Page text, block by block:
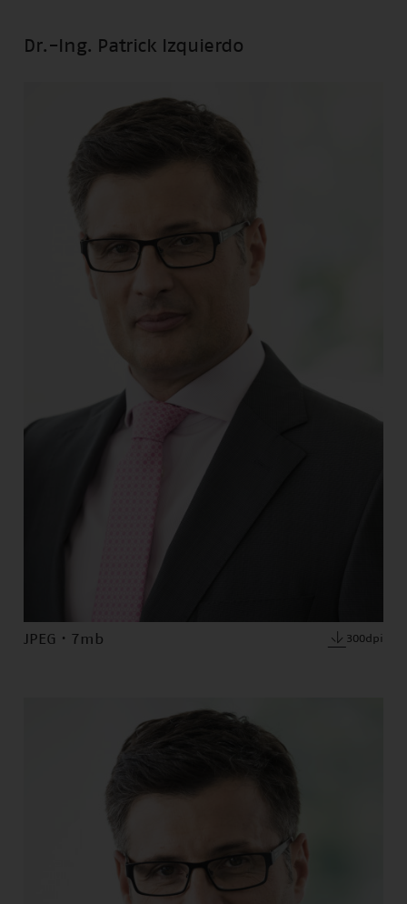
Dr.-Ing. Patrick Izquierdo
JPEG · 7mb 300dpi